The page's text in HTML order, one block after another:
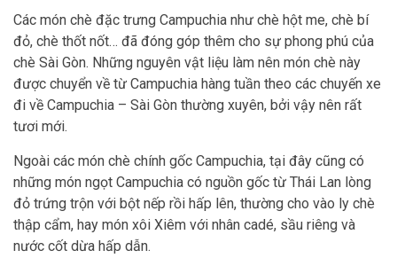
Các món chè đặc trưng Campuchia như chè hột me, chè bí
đỏ, chè thốt nốt… đã đóng góp thêm cho sự phong phú của
chè Sài Gòn. Những nguyên vật liệu làm nên món chè này
được chuyển về từ Campuchia hàng tuần theo các chuyến xe
đi về Campuchia – Sài Gòn thường xuyên, bởi vậy nên rất
tươi mới.
Ngoài các món chè chính gốc Campuchia, tại đây cũng có
những món ngọt Campuchia có nguồn gốc từ Thái Lan lòng
đỏ trứng trộn với bột nếp rồi hấp lên, thường cho vào ly chè
thập cẩm, hay món xôi Xiêm với nhân cadé, sầu riêng và
nước cốt dừa hấp dẫn.